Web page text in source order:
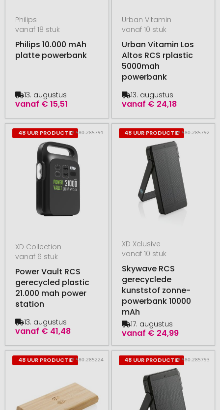
Philips
vanaf 18 stuk
Philips 10.000 mAh
platte powerbank
vanaf € 15,51
13. augustus
Urban Vitamin
vanaf 10 stuk
Urban Vitamin Los
Altos RCS rplastic
5000mah
powerbank
vanaf € 24,18
13. augustus
48 UUR PRODUCTIE# 580.285791
XD Collection
vanaf 6 stuk
Power Vault RCS
gerecycled plastic
21.000 mah power
station
vanaf € 41,48
13. augustus
48 UUR PRODUCTIE# 580.285792
XD Xclusive
vanaf 10 stuk
Skywave RCS
gerecyclede
kunststof zonne-
powerbank 10000
mAh
vanaf € 24,99
17. augustus
48 UUR PRODUCTIE# 580.285224 48 UUR PRODUCTIE# 580.285793